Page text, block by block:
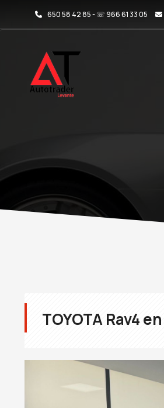
650 58 42 85 - ☏ 966 61 33 05
TOYOTA Rav4